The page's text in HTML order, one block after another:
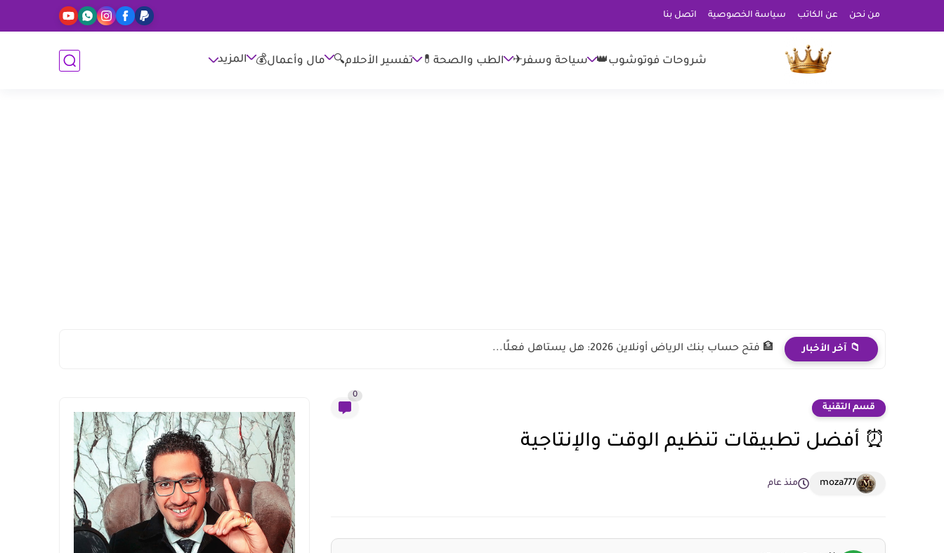
من نحن عن الكاتب سياسة الخصوصية اتصل بنا
شروحات فوتوشوب👑 سياحة وسفر✈ الطب والصحة💊 تفسير الأحلام🔍 مال وأعمال💰 المزيد
📁 آخر الأخبار 🏦 فتح حساب بنك الرياض أونلاين 2026: هل يستاهل فعلًا...
قسم التقنية
0
⏰ أفضل تطبيقات تنظيم الوقت والإنتاجية
moza777 منذ عام